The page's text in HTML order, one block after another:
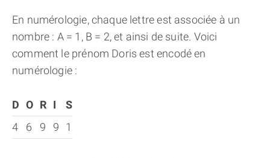
En numérologie, chaque lettre est associée à un
nombre : A = 1, B = 2, et ainsi de suite. Voici
comment le prénom Doris est encodé en
numérologie :
D O R I
S
4
6 9 9 1